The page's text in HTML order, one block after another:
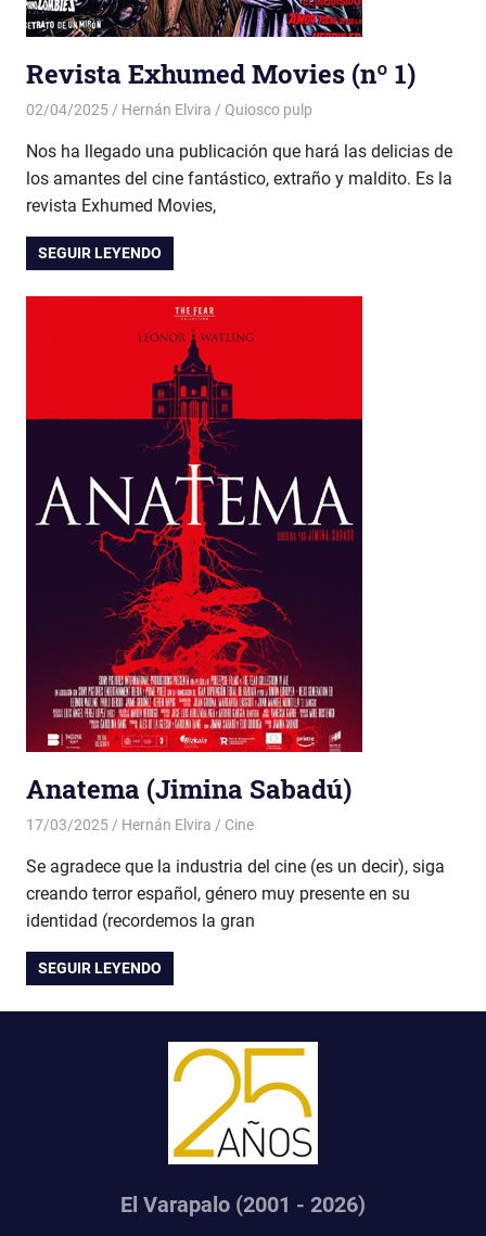
Revista Exhumed Movies (nº 1)
02/04/2025 Hernán Elvira Quiosco pulp
Nos ha llegado una publicación que hará las delicias de
los amantes del cine fantástico, extraño y maldito. Es la
revista Exhumed Movies,
SEGUIR LEYENDO
Anatema (Jimina Sabadú)
17/03/2025 Hernán Elvira Cine
Se agradece que la industria del cine (es un decir), siga
creando terror español, género muy presente en su
identidad (recordemos la gran
SEGUIR LEYENDO
El Varapalo (2001 - 2026)